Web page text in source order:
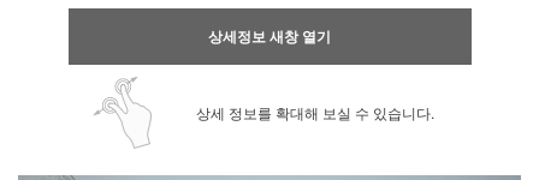
상세정보 새창 열기
상세 정보를 확대해 보실 수 있습니다.